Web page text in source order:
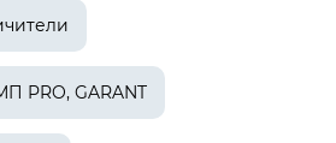
PRO, GARANT